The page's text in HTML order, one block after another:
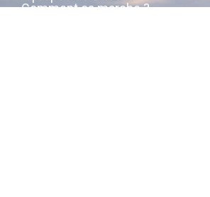
Comment ça marche ?